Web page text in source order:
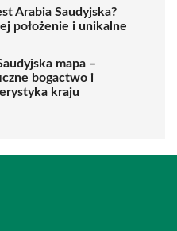
Arabia Saudyjska?
położenie i unikalne
mapa –
bogactwo i
kraju